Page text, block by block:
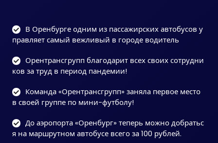
В Оренбурге одним из пассажирских автобусов у
правляет самый вежливый в городе водитель
Орентрансгрупп благодарит всех своих сотрудни
ков за труд в период пандемии!
Команда «Орентрансгрупп» заняла первое место
в своей группе по мини-футболу!
До аэропорта «Оренбург» теперь можно добратьс
я на маршрутном автобусе всего за 100 рублей.